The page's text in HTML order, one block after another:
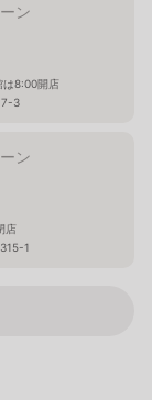
ン
8:00開店
7-3
ン
店
1